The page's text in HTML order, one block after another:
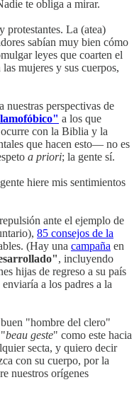
te obliga a mirar.
protestantes. La (atea)
sabían muy bien cómo
leyes que coarten el
mujeres y sus cuerpos,
perspectivas de
a los que
con la Biblia y la
que hacen esto— no es
a priori; la gente sí.
hiere mis sentimientos
ante el ejemplo de
85 consejos de la
(Hay una campaña en
, incluyendo
hijas de regreso a su país
a los padres a la
"hombre del clero"
beau geste" como este hacia
secta, y quiero decir
con su cuerpo, por la
nuestros orígenes